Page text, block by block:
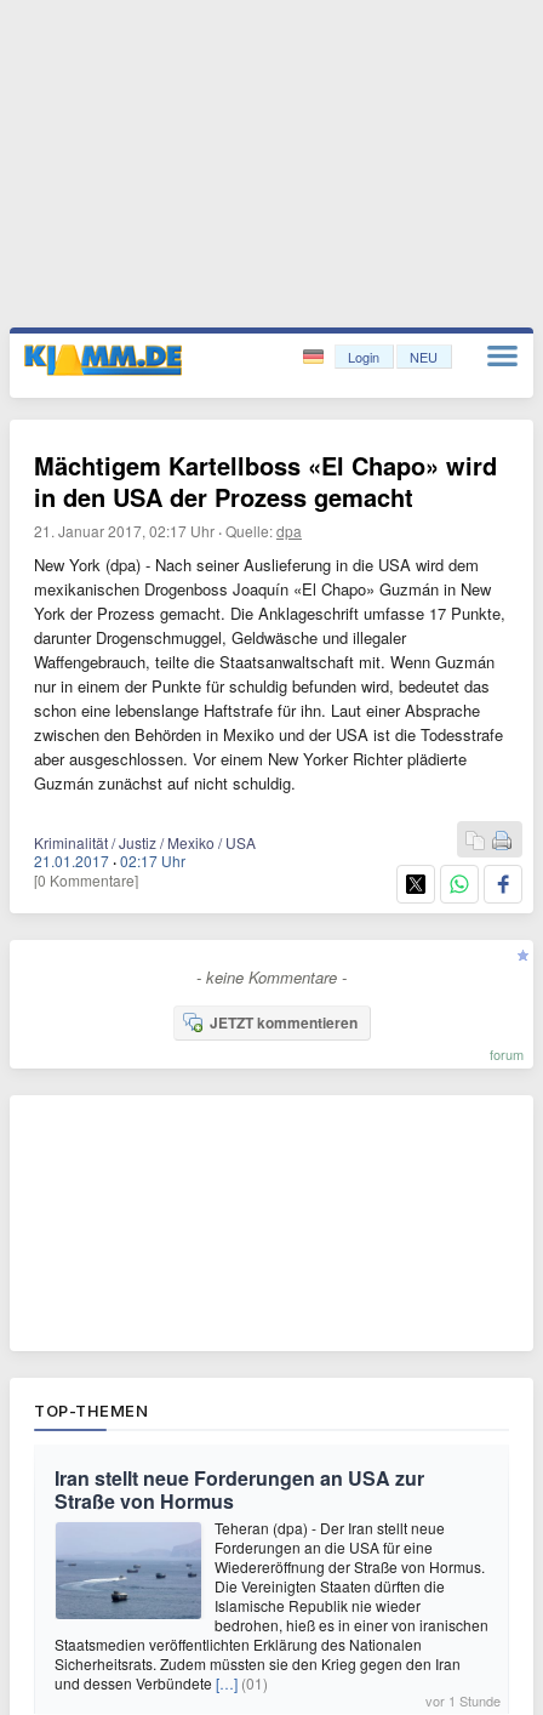
Login NEU
Mächtigem Kartellboss «El Chapo» wird
in den USA der Prozess gemacht
21. Januar 2017, 02:17 Uhr ·Quelle:dpa
New York (dpa) - Nach seiner Auslieferung in die USA wird dem
mexikanischen Drogenboss Joaquín «El Chapo» Guzmán in New
York der Prozess gemacht. Die Anklageschrift umfasse 17 Punkte,
darunter Drogenschmuggel, Geldwäsche und illegaler
Waffengebrauch, teilte die Staatsanwaltschaft mit. Wenn Guzmán
nur in einem der Punkte für schuldig befunden wird, bedeutet das
schon eine lebenslange Haftstrafe für ihn. Laut einer Absprache
zwischen den Behörden in Mexiko und der USA ist die Todesstrafe
aber ausgeschlossen. Vor einem New Yorker Richter plädierte
Guzmán zunächst auf nicht schuldig.
Kriminalität / Justiz / Mexiko / USA
21.01.2017 ·02:17 Uhr
[0 Kommentare]
- keine Kommentare -
JETZT kommentieren
forum
TOP-THEMEN
Iran stellt neue Forderungen an USA zur
Straße von Hormus
Teheran (dpa) - Der Iran stellt neue
Forderungen an die USA für eine
Wiedereröffnung der Straße von Hormus.
Die Vereinigten Staaten dürften die
Islamische Republik nie wieder
bedrohen, hieß es in einer von iranischen
Staatsmedien veröffentlichten Erklärung des Nationalen
Sicherheitsrats. Zudem müssten sie den Krieg gegen den Iran
und dessen Verbündete […] (01)
vor 1 Stunde